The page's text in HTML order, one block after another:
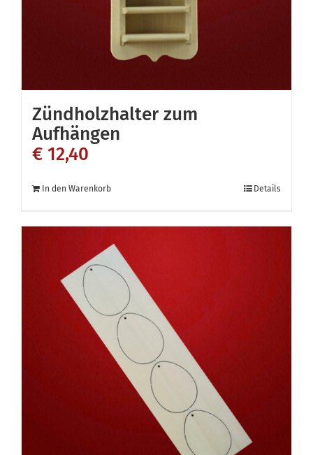
Zündholzhalter zum
Aufhängen
€ 12,40
In den Warenkorb Details